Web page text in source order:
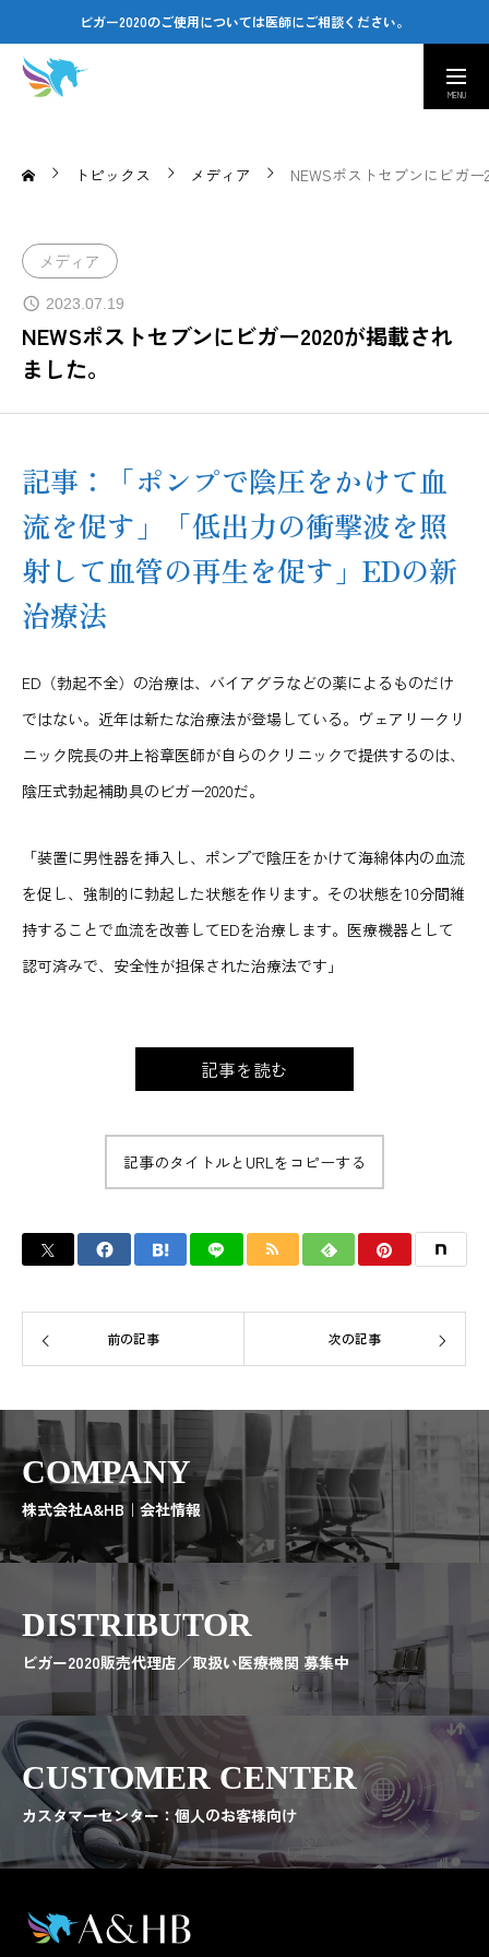
ビガー2020のご使用については医師にご相談ください。
Company
会社情報｜Amusing & Health Beauty
Contact
お問い合わせ窓口｜Q&A
医療従事者専用ページ
トピックス メディア NEWSポストセブンにビガ
メディア
2023.07.19
NEWSポストセブンにビガー2020が掲載され
ました。
記事：「ポンプで陰圧をかけて血
流を促す」「低出力の衝撃波を照
射して血管の再生を促す」EDの新
治療法
ED（勃起不全）の治療は、バイアグラなどの薬によるものだけ
ではない。近年は新たな治療法が登場している。ヴェアリークリ
ニック院長の井上裕章医師が自らのクリニックで提供するのは、
陰圧式勃起補助具のビガー2020だ。
「装置に男性器を挿入し、ポンプで陰圧をかけて海綿体内の血流
を促し、強制的に勃起した状態を作ります。その状態を10分間維
持することで血流を改善してEDを治療します。医療機器として
認可済みで、安全性が担保された治療法です」
記事を読む
記事のタイトルとURLをコピーする
前の記事 次の記事
COMPANY
株式会社A&HB｜会社情報
DISTRIBUTOR
ビガー2020販売代理店／取扱い医療機関 募集中
CUSTOMER CENTER
カスタマーセンター：個人のお客様向け